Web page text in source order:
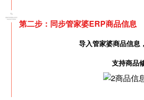
第二步：同步管家婆ERP商品信息
导入管家婆商品信息
支持商品